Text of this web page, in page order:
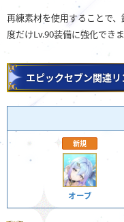
再練素材を使用することで
度だけLv.90装備に強化でき
エピックセブン関連リ
新規
オーブ